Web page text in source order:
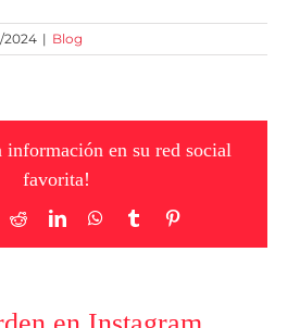
2024 | Blog
información en su red social
favorita!
RedditLinkedInWhatsApp
Tumblr